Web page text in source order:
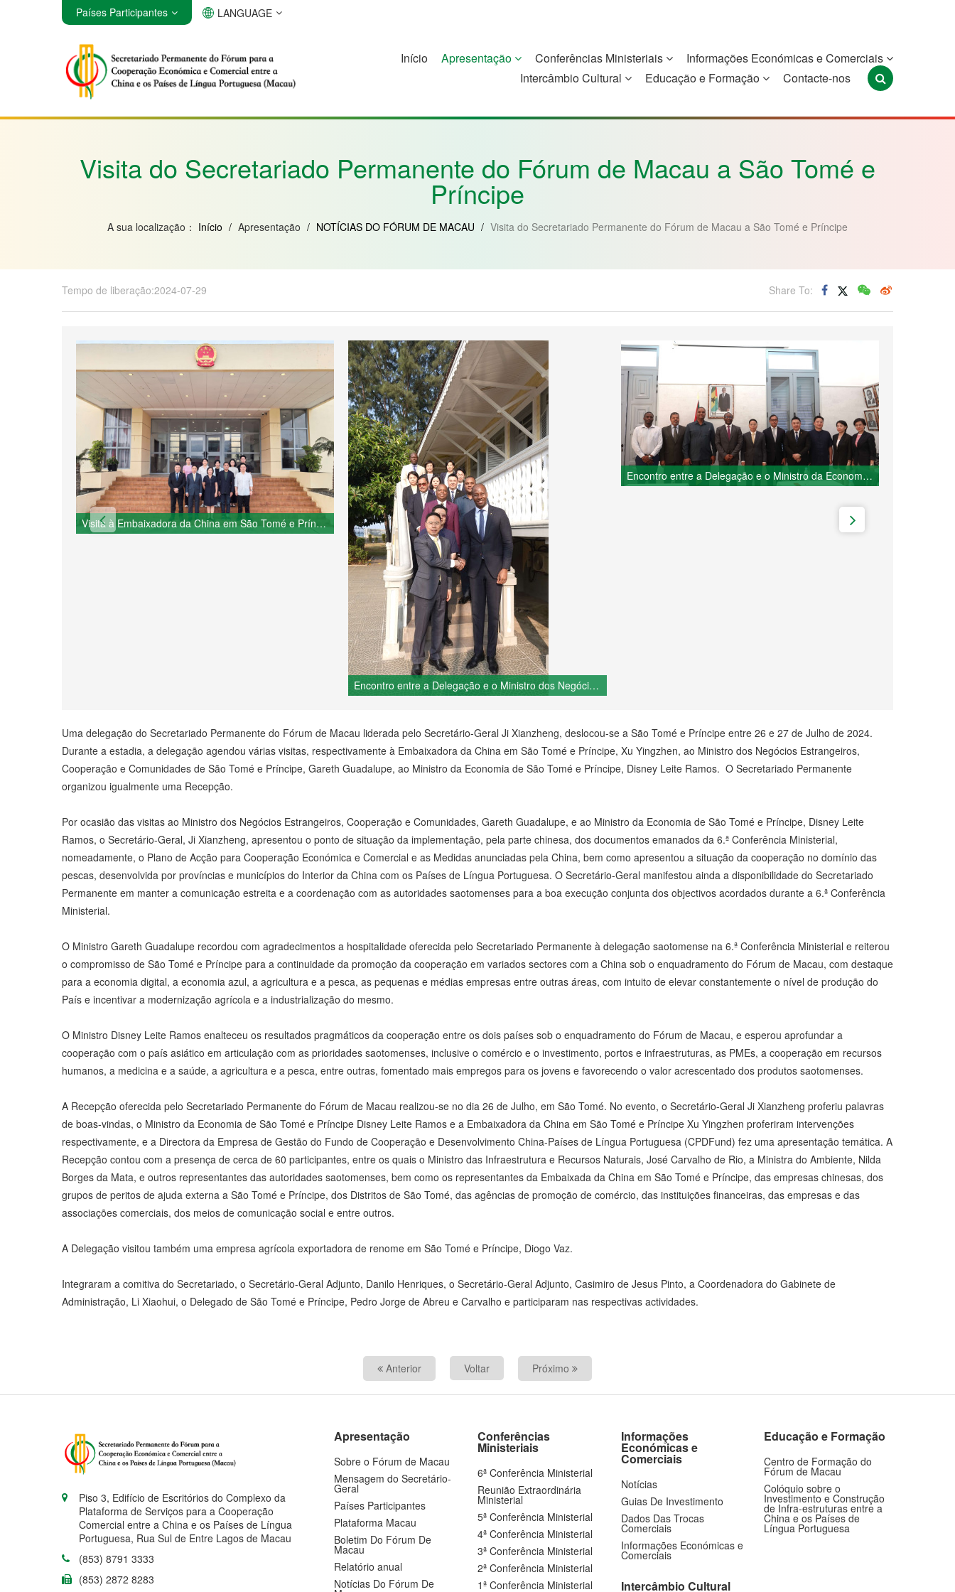
Angola Brasil Cabo Verde Guiné Equatorial Moçambique Portugal
São Tomé e
Timor-Leste
Países Participantes LANGUAGE
Início Apresentação Conferências Ministeriais
Informações Económicas e Comerciais
Intercâmbio Cultural
Educação e Formação Contacte-nos
Visita do Secretariado Permanente do Fórum de Macau a São Tomé e
Príncipe
A sua localização： Início / Apresentação / NOTÍCIAS DO FÓRUM DE MACAU / Visita do Secretariado Permanente do Fórum de Macau a São Tomé e Príncipe
Tempo de liberação:2024-07-29 Share To:
Visita à Embaixadora da China em São Tomé e Príncipe, Xu Yingzhen
Encontro entre a Delegação e o Ministro dos Negócios Estrangeiros, Cooperação e Comunidades de São Tomé e Príncipe, Gareth Guadalupe
Encontro entre a Delegação e o Ministro da Economia de São Tomé e Príncipe, Disney Leite Ramos
Uma delegação do Secretariado Permanente do Fórum de Macau liderada pelo Secretário-Geral Ji Xianzheng, deslocou-se a São Tomé e Príncipe entre 26 e 27 de Julho de 2024.
Durante a estadia, a delegação agendou várias visitas, respectivamente à Embaixadora da China em São Tomé e Príncipe, Xu Yingzhen, ao Ministro dos Negócios Estrangeiros,
Cooperação e Comunidades de São Tomé e Príncipe, Gareth Guadalupe, ao Ministro da Economia de São Tomé e Príncipe, Disney Leite Ramos. O Secretariado Permanente
organizou igualmente uma Recepção.
Por ocasião das visitas ao Ministro dos Negócios Estrangeiros, Cooperação e Comunidades, Gareth Guadalupe, e ao Ministro da Economia de São Tomé e Príncipe, Disney Leite
Ramos, o Secretário-Geral, Ji Xianzheng, apresentou o ponto de situação da implementação, pela parte chinesa, dos documentos emanados da 6.ª Conferência Ministerial,
nomeadamente, o Plano de Acção para Cooperação Económica e Comercial e as Medidas anunciadas pela China, bem como apresentou a situação da cooperação no domínio das
pescas, desenvolvida por províncias e municípios do Interior da China com os Países de Língua Portuguesa. O Secretário-Geral manifestou ainda a disponibilidade do Secretariado
Permanente em manter a comunicação estreita e a coordenação com as autoridades saotomenses para a boa execução conjunta dos objectivos acordados durante a 6.ª Conferência
Ministerial.
O Ministro Gareth Guadalupe recordou com agradecimentos a hospitalidade oferecida pelo Secretariado Permanente à delegação saotomense na 6.ª Conferência Ministerial e reiterou
o compromisso de São Tomé e Príncipe para a continuidade da promoção da cooperação em variados sectores com a China sob o enquadramento do Fórum de Macau, com destaque
para a economia digital, a economia azul, a agricultura e a pesca, as pequenas e médias empresas entre outras áreas, com intuito de elevar constantemente o nível de produção do
País e incentivar a modernização agrícola e a industrialização do mesmo.
O Ministro Disney Leite Ramos enalteceu os resultados pragmáticos da cooperação entre os dois países sob o enquadramento do Fórum de Macau, e esperou aprofundar a
cooperação com o país asiático em articulação com as prioridades saotomenses, inclusive o comércio e o investimento, portos e infraestruturas, as PMEs, a cooperação em recursos
humanos, a medicina e a saúde, a agricultura e a pesca, entre outras, fomentado mais empregos para os jovens e favorecendo o valor acrescentado dos produtos saotomenses.
A Recepção oferecida pelo Secretariado Permanente do Fórum de Macau realizou-se no dia 26 de Julho, em São Tomé. No evento, o Secretário-Geral Ji Xianzheng proferiu palavras
de boas-vindas, o Ministro da Economia de São Tomé e Príncipe Disney Leite Ramos e a Embaixadora da China em São Tomé e Príncipe Xu Yingzhen proferiram intervenções
respectivamente, e a Directora da Empresa de Gestão do Fundo de Cooperação e Desenvolvimento China-Países de Língua Portuguesa (CPDFund) fez uma apresentação temática. A
Recepção contou com a presença de cerca de 60 participantes, entre os quais o Ministro das Infraestrutura e Recursos Naturais, José Carvalho de Rio, a Ministra do Ambiente, Nilda
Borges da Mata, e outros representantes das autoridades saotomenses, bem como os representantes da Embaixada da China em São Tomé e Príncipe, das empresas chinesas, dos
grupos de peritos de ajuda externa a São Tomé e Príncipe, dos Distritos de São Tomé, das agências de promoção de comércio, das instituições financeiras, das empresas e das
associações comerciais, dos meios de comunicação social e entre outros.
A Delegação visitou também uma empresa agrícola exportadora de renome em São Tomé e Príncipe, Diogo Vaz.
Integraram a comitiva do Secretariado, o Secretário-Geral Adjunto, Danilo Henriques, o Secretário-Geral Adjunto, Casimiro de Jesus Pinto, a Coordenadora do Gabinete de
Administração, Li Xiaohui, o Delegado de São Tomé e Príncipe, Pedro Jorge de Abreu e Carvalho e participaram nas respectivas actividades.
Anterior Voltar Próximo
Piso 3, Edifício de Escritórios do Complexo da
Plataforma de Serviços para a Cooperação
Comercial entre a China e os Países de Língua
Portuguesa, Rua Sul de Entre Lagos de Macau
(853) 8791 3333
(853) 2872 8283
Apresentação
Sobre o Fórum de Macau
Mensagem do Secretário-
Geral
Países Participantes
Plataforma Macau
Boletim Do Fórum De
Macau
Relatório anual
Notícias Do Fórum De
Conferências
Ministeriais
6ª Conferência Ministerial
Reunião Extraordinária
Ministerial
5ª Conferência Ministerial
4ª Conferência Ministerial
3ª Conferência Ministerial
2ª Conferência Ministerial
1ª Conferência Ministerial
Informações
Económicas e
Comerciais
Notícias
Guias De Investimento
Dados Das Trocas
Comerciais
Informações Económicas e
Comerciais
Intercâmbio Cultural
Educação e Formação
Centro de Formação do
Fórum de Macau
Colóquio sobre o
Investimento e Construção
de Infra-estruturas entre a
China e os Países de
Língua Portuguesa